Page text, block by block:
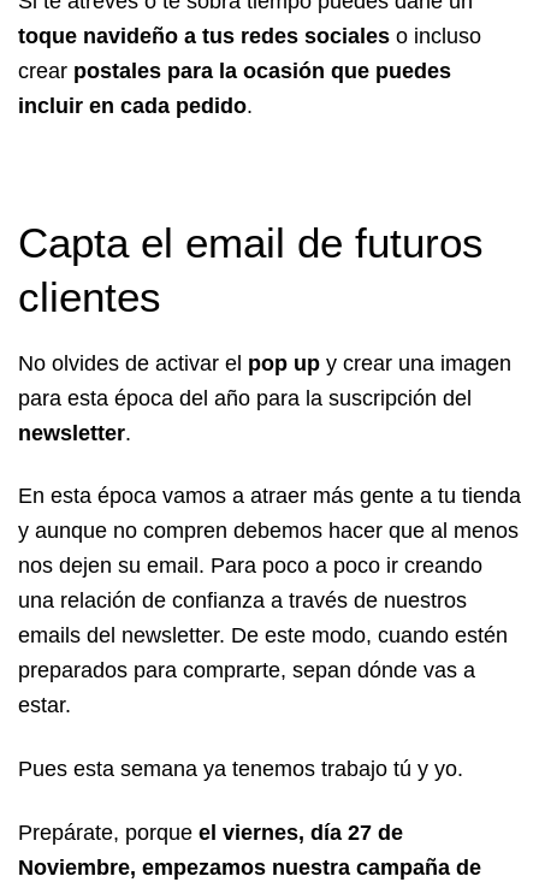
toque navideño a tus redes sociales o incluso
crear postales para la ocasión que puedes
incluir en cada pedido.
Capta el email de futuros
clientes
No olvides de activar el pop up y crear una imagen
para esta época del año para la suscripción del
newsletter.
En esta época vamos a atraer más gente a tu tienda
y aunque no compren debemos hacer que al menos
nos dejen su email. Para poco a poco ir creando
una relación de confianza a través de nuestros
emails del newsletter. De este modo, cuando estén
preparados para comprarte, sepan dónde vas a
estar.
Pues esta semana ya tenemos trabajo tú y yo.
Prepárate, porque el viernes, día 27 de
Noviembre, empezamos nuestra campaña de